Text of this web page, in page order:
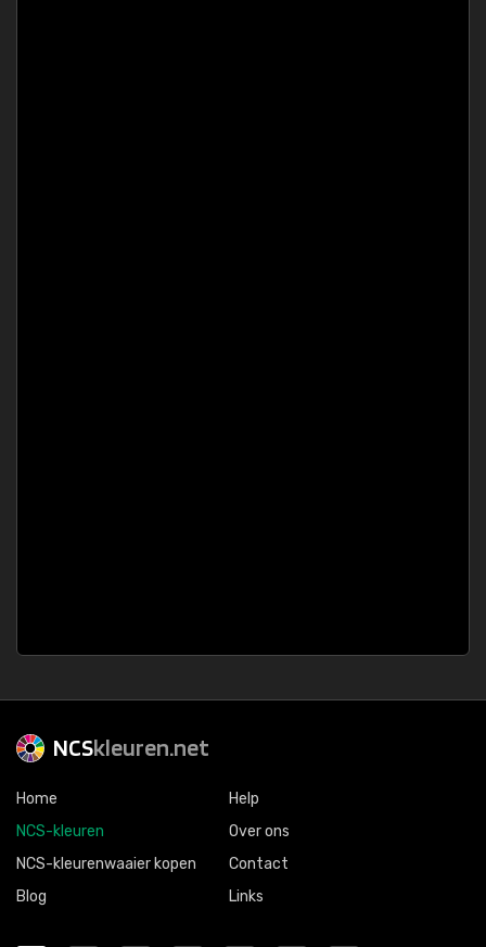
NCSkleuren.net
Home
NCS-kleuren
NCS-kleurenwaaier kopen
Blog
Help
Over ons
Contact
Links